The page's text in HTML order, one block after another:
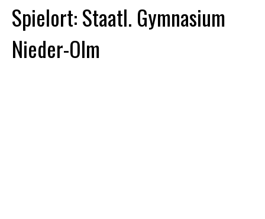
Spielort:Staatl. Gymnasium
Nieder-Olm